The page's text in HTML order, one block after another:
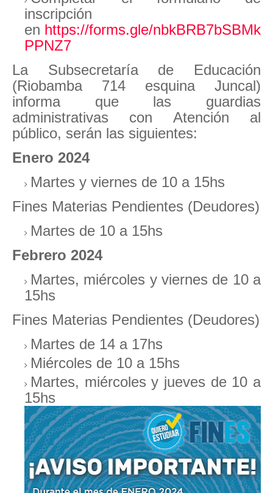
inscripción
en https://forms.gle/nbkBRB7bSBMk
PPNZ7
La Subsecretaría de Educación
(Riobamba 714 esquina Juncal)
informa que las guardias
administrativas con Atención al
público, serán las siguientes:
Enero 2024
Martes y viernes de 10 a 15hs
Fines Materias Pendientes (Deudores)
Martes de 10 a 15hs
Febrero 2024
Martes, miércoles y viernes de 10 a
15hs
Fines Materias Pendientes (Deudores)
Martes de 14 a 17hs
Miércoles de 10 a 15hs
Martes, miércoles y jueves de 10 a
15hs